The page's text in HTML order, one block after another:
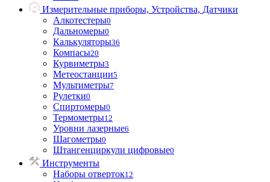
Измерительные приборы, Устройства, Датчики
Алкотестеры0
Дальномеры0
Калькуляторы36
Компасы20
Курвиметры3
Метеостанции5
Мультиметры7
Рулетки0
Спиртомеры0
Термометры12
Уровни лазерные6
Шагометры0
Штангенциркули цифровые0
Инструменты
Наборы отверток12